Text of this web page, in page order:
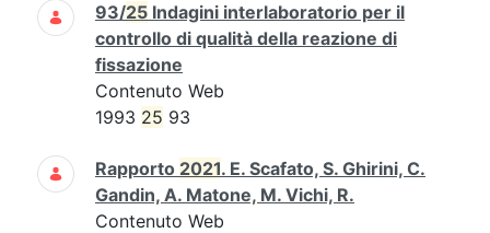
93/25 Indagini interlaboratorio per il
controllo di qualità della reazione di
fissazione
Contenuto Web
1993 25 93
Rapporto 2021. E. Scafato, S. Ghirini, C.
Gandin, A. Matone, M. Vichi, R.
Contenuto Web